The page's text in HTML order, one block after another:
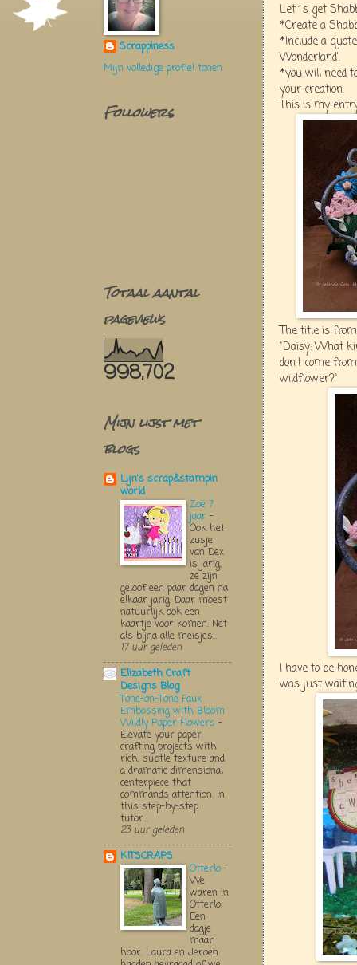
Let´s get
*Create a
*Include a
Wonderland'.
*you will need
your creation.
This is my
The title is
"Daisy: What
don't come
wildflower?"
I have to be
was just
Scrappiness
Mijn volledige profiel tonen
Followers
Totaal aantal
pageviews
998,702
Mijn lijst met
blogs
Lijn's scrap&stampin
world
Zoë 7
jaar -
Ook het
zusje
van Dex
is jarig,
ze zijn
geloof een paar dagen na
elkaar jarig. Daar moest
natuurlijk ook een
kaartje voor komen. Net
als bijna alle meisjes...
17 uur geleden
Elizabeth Craft
Designs Blog
Tone-on-Tone Faux
Embossing with Bloom
Wildly Paper Flowers -
Elevate your paper
crafting projects with
rich, subtle texture and
a dramatic dimensional
centerpiece that
commands attention. In
this step-by-step
tutor...
23 uur geleden
KITSCRAPS
Otterlo -
We
waren in
Otterlo.
Een
dagje
maar
hoor. Laura en Jeroen